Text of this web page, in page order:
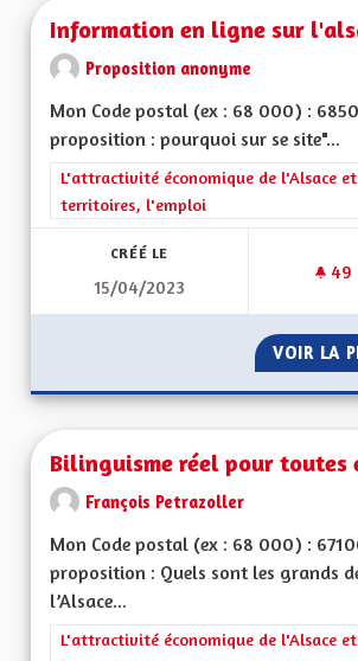
Information en ligne sur
Proposition anonyme
Mon Code postal (ex : 68 000) :
proposition : pourquoi sur se site"...
Filtrer les résultats de la catégorie :
L'attractivité économique de l'Alsace et
territoires, l'emploi
CRÉÉ LE
15/04/2023
49
VOIR LA
Bilinguisme réel pour toutes
François Petrazoller
Mon Code postal (ex : 68 000) :
proposition : Quels sont les grands
l’Alsace...
Filtrer les résultats de la catégorie :
L'attractivité économique de l'Alsace et